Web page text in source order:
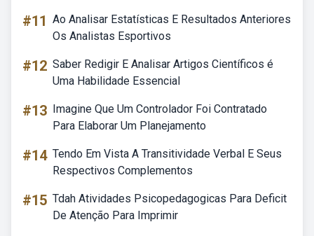
#11 Ao Analisar Estatísticas E Resultados Anteriores
Os Analistas Esportivos
#12 Saber Redigir E Analisar Artigos Científicos é
Uma Habilidade Essencial
#13 Imagine Que Um Controlador Foi Contratado
Para Elaborar Um Planejamento
#14 Tendo Em Vista A Transitividade Verbal E Seus
Respectivos Complementos
#15 Tdah Atividades Psicopedagogicas Para Deficit
De Atenção Para Imprimir